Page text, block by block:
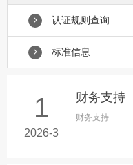
认证规则查询
标准信息
1
2026-3
财务支持
财务支持